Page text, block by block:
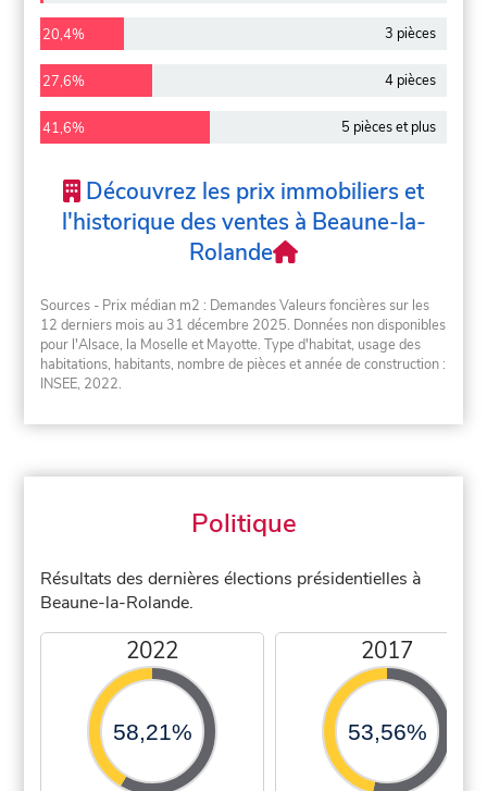
20,4% 3 pièces
27,6% 4 pièces
41,6% 5 pièces et plus
Découvrez les prix immobiliers et
l'historique des ventes à Beaune-la-
Rolande
Sources - Prix médian m2 : Demandes Valeurs foncières sur les
12 derniers mois au 31 décembre 2025. Données non disponibles
pour l'Alsace, la Moselle et Mayotte. Type d'habitat, usage des
habitations, habitants, nombre de pièces et année de construction :
INSEE, 2022.
Politique
Résultats des dernières élections présidentielles à
Beaune-la-Rolande.
2022
58,21%
2017
53,56%